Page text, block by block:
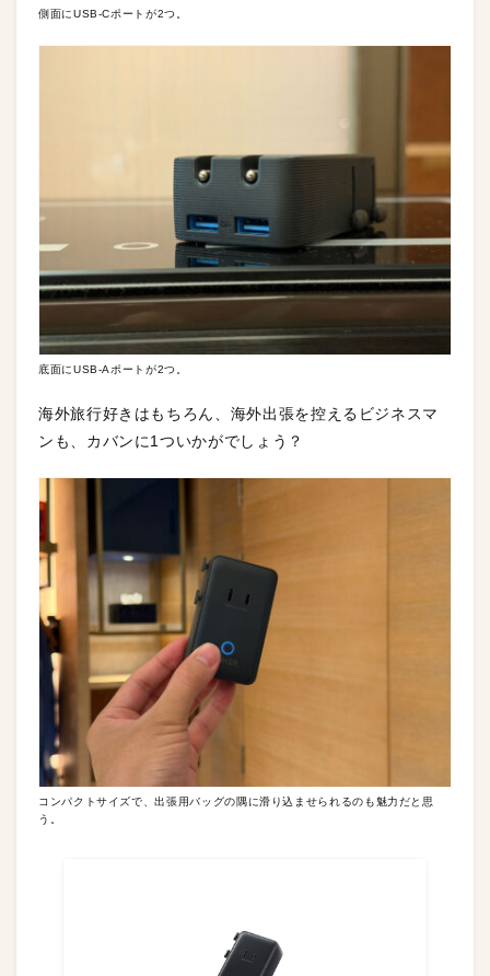
側面にUSB-Cポートが2つ。
底面にUSB-Aポートが2つ。
海外旅行好きはもちろん、海外出張を控えるビジネスマ
ンも、カバンに1ついかがでしょう？
コンパクトサイズで、出張用バッグの隅に滑り込ませられるのも魅力だと思
う。